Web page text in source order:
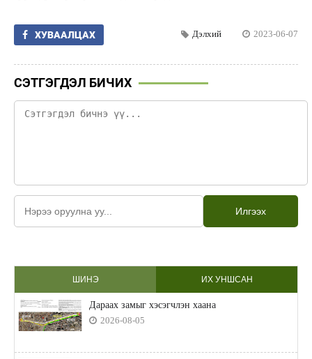
ХУВААЛЦАХ Дэлхий 2023-06-07
СЭТГЭГДЭЛ БИЧИХ
Илгээх
ШИНЭ ИХ УНШСАН
Дараах замыг хэсэгчлэн хаана
2026-08-05